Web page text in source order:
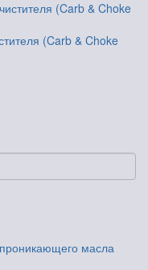
(Carb & Choke